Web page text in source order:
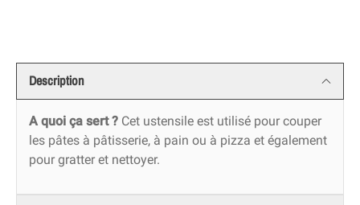
Description
A quoi ça sert ? Cet ustensile est utilisé pour couper
les pâtes à pâtisserie, à pain ou à pizza et également
pour gratter et nettoyer.